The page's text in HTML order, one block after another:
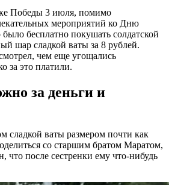
Победы 3 июля, помимо
мероприятий ко Дню
бесплатно покушать солдатской
шар сладкой ваты за 8 рублей.
чем еще угощались
за это платили.
за деньги и
сладкой ваты размером почти как
со старшим братом Маратом,
что после сестренки ему что-нибудь